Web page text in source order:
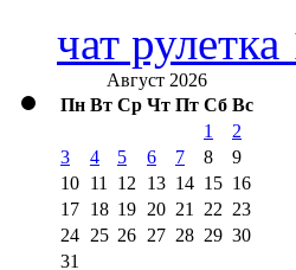
чат
Август 2026
Пн Вт Ср Чт Пт Сб Вс
1
2
3
4 5 6 7 8
9
10 11 12 13 14 15 16
17 18 19 20 21 22 23
24 25 26 27 28 29 30
31